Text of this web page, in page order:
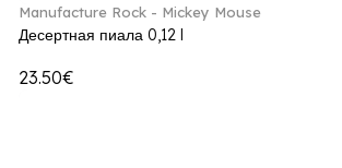
Manufacture Rock - Mickey Mouse
Десертная пиала 0,12 l
23.50€